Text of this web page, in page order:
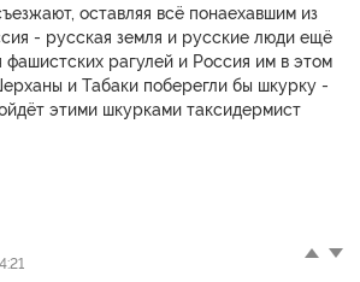
оставляя всё понаехавшим из
- русская земля и русские люди ещё
фашистских рагулей и Россия им в этом
и Табаки поберегли бы шкурку -
этими шкурками таксидермист